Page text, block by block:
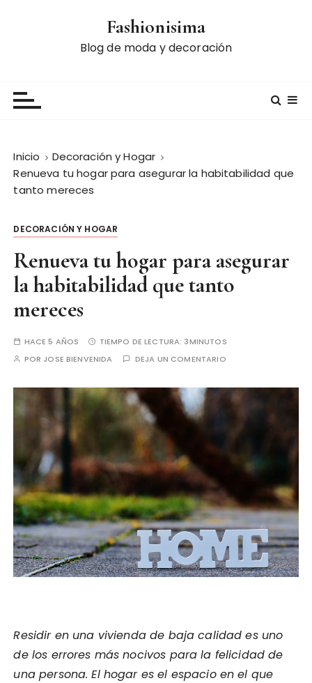
Fashionisima
Blog de moda y decoración
Inicio
Decoración y Hogar
Renueva tu hogar para asegurar la habitabilidad que
tanto mereces
DECORACIÓN Y HOGAR
Renueva tu hogar para asegurar
la habitabilidad que tanto
mereces
HACE 5 AÑOS TIEMPO DE LECTURA: 3MINUTOS
POR JOSE BIENVENIDA DEJA UN COMENTARIO
Residir en una vivienda de baja calidad es uno
de los errores más nocivos para la felicidad de
una persona. El hogar es el espacio en el que